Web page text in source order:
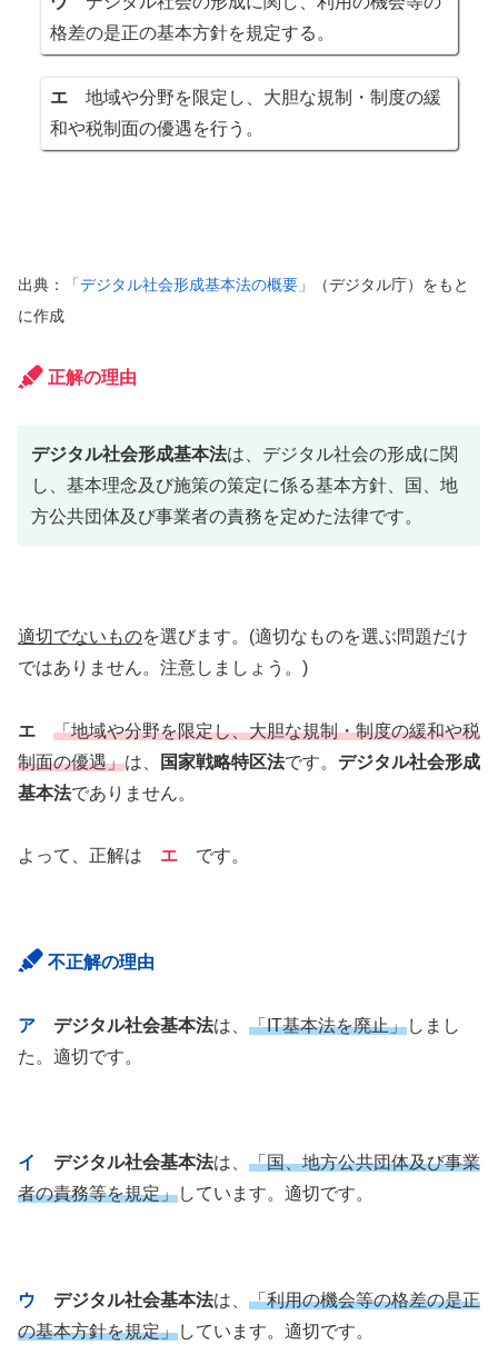
格差の是正の基本方針を規定する。
エ 地域や分野を限定し、大胆な規制・制度の緩
和や税制面の優遇を行う。
出典： 「デジタル社会形成基本法の概要」
（デジタル庁）をもと
に作成
正解の理由
デジタル社会形成基本法は、デジタル社会の形成に関
し、基本理念及び施策の策定に係る基本方針、国、地
方公共団体及び事業者の責務を定めた法律です。
適切でないものを選びます。(適切なものを選ぶ問題だけ
ではありません。注意しましょう。)
エ
「地域や分野を限定し、大胆な規制・制度の緩和や税
制面の優遇」は、 国家戦略特区法です。 デジタル社会形成
基本法でありません。
よって、正解は エ です。
不正解の理由
ア デジタル社会基本法は、 「IT基本法を廃止」しまし
た。適切です。
イ デジタル社会基本法は、 「国、地方公共団体及び事業
者の責務等を規定」しています。適切です。
ウ デジタル社会基本法は、 「利用の機会等の格差の是正
の基本方針を規定」しています。適切です。